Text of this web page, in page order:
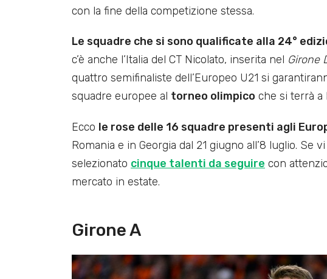
con la fine della competizione stessa.
Le squadre che si sono qualificate alla 24°
c’è anche l’Italia del CT Nicolato, inserita nel Girone
quattro semifinaliste dell’Europeo U21 si
squadre europee al torneo olimpico che si terrà a
Ecco le rose delle 16 squadre presenti agli
Romania e in Georgia dal 21 giugno all’8 luglio. Se
selezionato cinque talenti da seguire con
mercato in estate.
Girone A